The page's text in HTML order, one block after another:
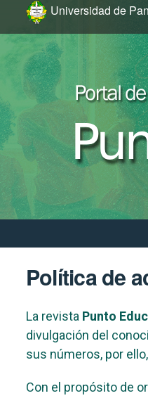
Ir al menú de navegación
Ir al contenido principal
Ir al pie de página del sitio
Universidad de
Menú
Política de
La revista Punto
divulgación del
sus números, por
Con el propósito de